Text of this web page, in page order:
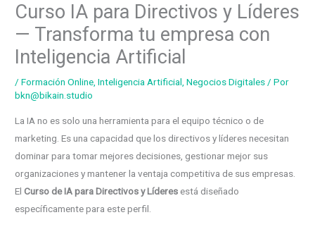
Curso IA para Directivos y Líderes
— Transforma tu empresa con
Inteligencia Artificial
/Formación Online,Inteligencia Artificial,Negocios Digitales/ Por
bkn@bikain.studio
La IA no es solo una herramienta para el equipo técnico o de
marketing. Es una capacidad que los directivos y líderes necesitan
dominar para tomar mejores decisiones, gestionar mejor sus
organizaciones y mantener la ventaja competitiva de sus empresas.
ElCurso de IA para Directivos y Líderes está diseñado
específicamente para este perfil.